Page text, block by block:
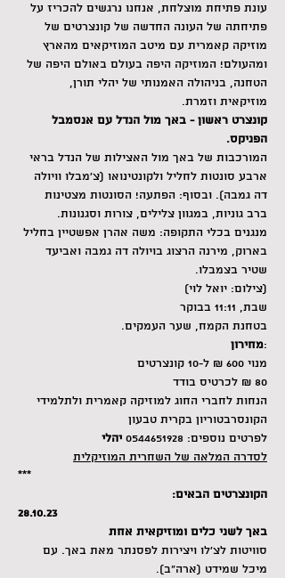
עונת פתיחת מוצלחת, אנחנו נרגשים להכריז על
פתיחתה של העונה החדשה של קונצרטים של
מוזיקה קאמרית עם מיטב המוזיקאים מהארץ
ומהעולם! המוזיקה היפה בעולם באולם היפה של
הטחנה, בניהולה האמנותי של יהלי תורן,
מוזיקאית וזמרת.
קונצרט ראשון - באך מול הנדל עם אנסמבל
הפניקס.
המורכבות של באך מול האצילות של הנדל בראי
ארבע סונטות לחליל ולקונטינואו (צ'מבלו וויולה
דה גמבה). ובסוף: הפתעה! הסונטות מצטינות
ברב גוניות, במגוון צלילים, צורות וסגנונות.
מנגנים בכלי התקופה: משה אהרן אפשטיין בחליל
בארוק, מירנה הרצוג בויולה דה גמבה ואביעד
שטיר בצמבלו.
(צילום: יואל לוי)
שבת, 11:11 בבוקר
בטחנת הקמח, שער העמקים.
:מחירון
מנוי 600 ₪ ל-10 קונצרטים
80 ₪ לכרטיס בודד
הנחות לחברי החוג למוזיקה קאמרית ולתלמידי
הקונסרבטוריון בקרית טבעון
לפרטים נוספים: 0544651928
יהלי
לסדרה המלאה של השחרית המוזיקלית
***
הקונצרטים הבאים:
28.10.23
באך לשני כלים ומוזיקאית אחת
סוויטות לצ'לו ויצירות לפסנתר מאת באך. עם
מיכל שמידט (ארה"ב).